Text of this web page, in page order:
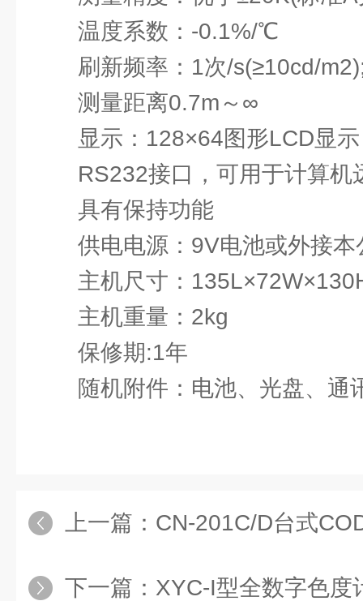
温度系数：-0.1%/℃
刷新频率：1次/s(≥10cd/
测量距离0.7m～∞
显示：128×64图形LCD显示
RS232接口，可用于计算机
具有保持功能
供电电源：9V电池或外接
主机尺寸：
主机重量：2kg
保修期:1年
随机附件：电池、光盘、通
上一篇： CN-201C/D台式COD
下一篇： XYC-I型全数字色度